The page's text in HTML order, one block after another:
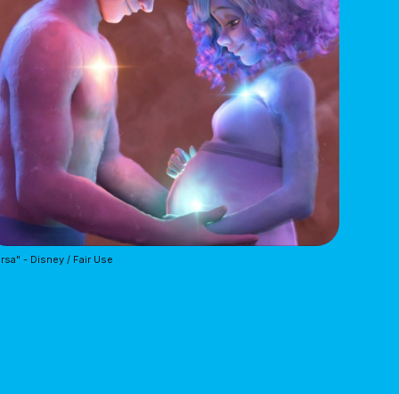
- Disney / Fair Use